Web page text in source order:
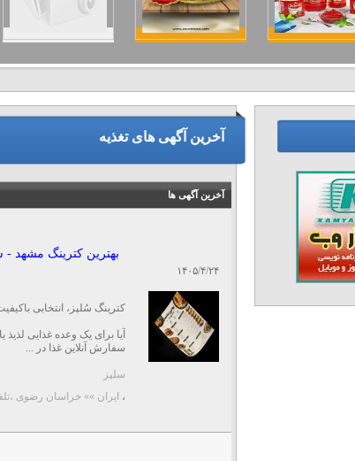
آخرین آگهی های تغذیه
آخرین آگهی ها
۱۴۰۵/۴/۲۴
بهترین کترینگ مشهد -
کترینگ سُلپز، انتخابی
آیا برای یک وعده غذایی لذیذ
سفارش آنلاین غذا در ...
سلپز
، ایران »» خراسان رضوی